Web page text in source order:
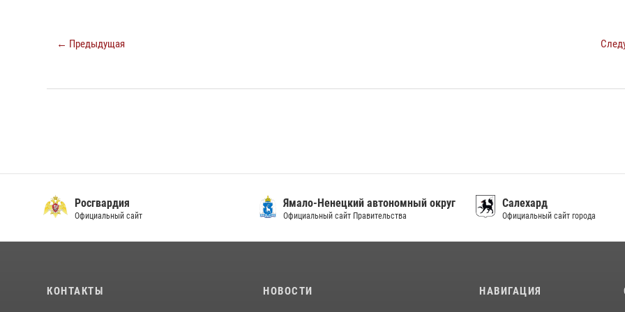
← Предыдущая
Росгвардия
Официальный сайт
Ямало-Ненецкий автономный округ
Официальный сайт Правительства
Салехард
Официальный сайт города
КОНТАКТЫ НОВОСТИ НАВИГАЦИЯ